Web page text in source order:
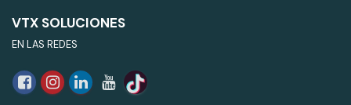
VTX SOLUCIONES
EN LAS REDES